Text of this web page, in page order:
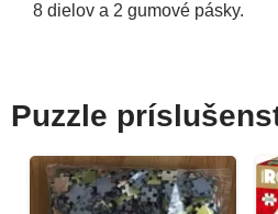
8 dielov a 2 gumové pásky.
Puzzle